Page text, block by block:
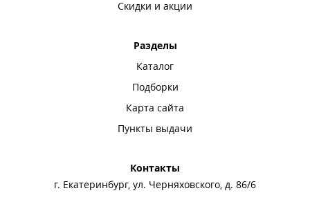
Скидки и акции
Разделы
Каталог
Подборки
Карта сайта
Пункты выдачи
Контакты
г. Екатеринбург, ул. Черняховского, д. 86/6